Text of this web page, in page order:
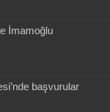
İmamoğlu
başvurular